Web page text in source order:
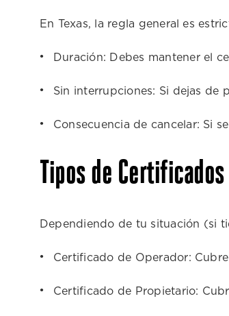
cliente!
En Texas, la regla general es
Duración: Debes mantener el
Sin interrupciones: Si dejas de
Consecuencia de cancelar: Si
Tipos de Certificados
Dependiendo de tu situación (si
Certificado de Operador:
Certificado de Propietario: